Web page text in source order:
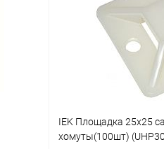
Купить в 1 клик
В избранное
IEK Площадка 25х25
хомуты(100шт)